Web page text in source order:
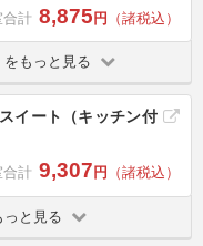
合計 8,875円 （諸税込）
もっと見る
合計 9,307 円 （諸税込）
っと見る